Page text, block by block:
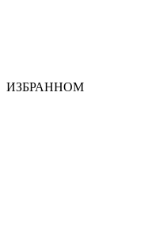
ИЗБРАННОМ